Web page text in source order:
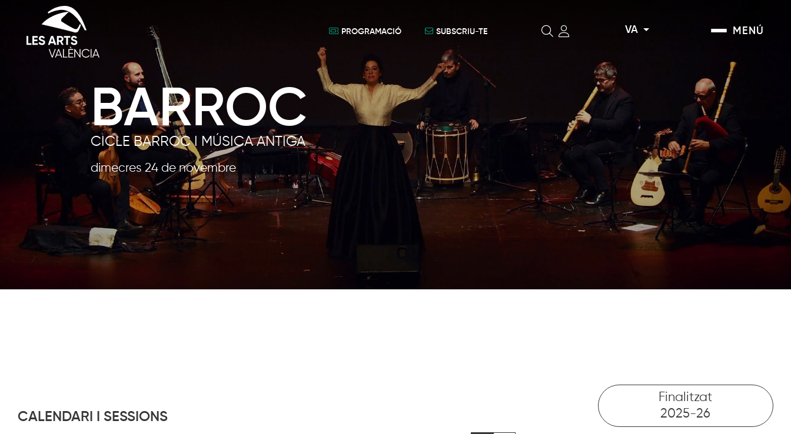
MENÚ
VA
SUBSCRIU-TE
PROGRAMACIÓ
BARROC
CICLE BARROC I MÚSICA ANTIGA
dimecres 24 de novembre
Finalitzat
2025-26
CALENDARI I SESSIONS